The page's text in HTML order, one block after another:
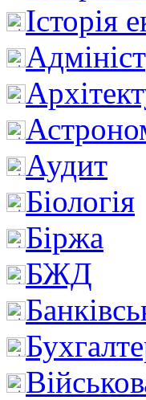
Історія
Аудит
Біологія
Біржа
БЖД